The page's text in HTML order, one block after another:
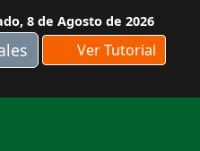
8 de Agosto de 2026
Ver Tutorial